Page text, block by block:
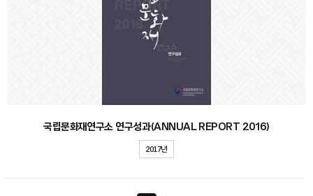
국립문화재연구소 연구성과(ANNUAL REPORT 2016)
2017년